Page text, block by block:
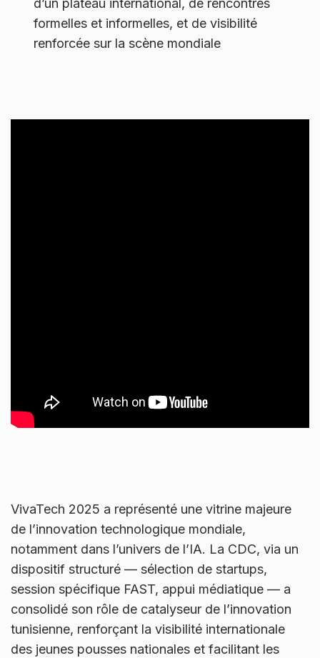
d’un plateau international, de rencontres
formelles et informelles, et de visibilité
renforcée sur la scène mondiale
VivaTech 2025 a représenté une vitrine majeure
de l’innovation technologique mondiale,
notamment dans l’univers de l’IA. La CDC, via un
dispositif structuré — sélection de startups,
session spécifique FAST, appui médiatique — a
consolidé son rôle de catalyseur de l’innovation
tunisienne, renforçant la visibilité internationale
des jeunes pousses nationales et facilitant les